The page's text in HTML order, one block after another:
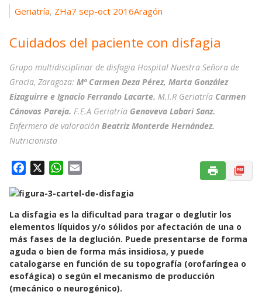
Geriatría, ZHa7 sep-oct 2016Aragón
Cuidados del paciente con disfagia
Grupo multidisciplinar de disfagia Hospital Nuestra Señora de
Gracia, Zaragoza: Mª Carmen Deza Pérez, Marta González
Eizaguirre e Ignacio Ferrando Lacarte. M.I.R Geriatría Carmen
Cánovas Pareja. F.E.A Geriatría Genoveva Labari Sanz.
Enfermera de valoración Beatriz Monterde Hernández.
Nutricionista
c
e
b
o
o
k
W
a
t
s
A
p
p
a
i
l
La disfagia es la dificultad para tragar o deglutir los
elementos líquidos y/o sólidos por afectación de una o
más fases de la deglución. Puede presentarse de forma
aguda o bien de forma más insidiosa, y puede
catalogarse en función de su topografía (orofaríngea o
esofágica) o según el mecanismo de producción
(mecánico o neurogénico).